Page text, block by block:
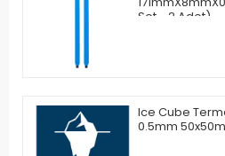
Set - 2 Adet)
Ice Cube
0.5mm